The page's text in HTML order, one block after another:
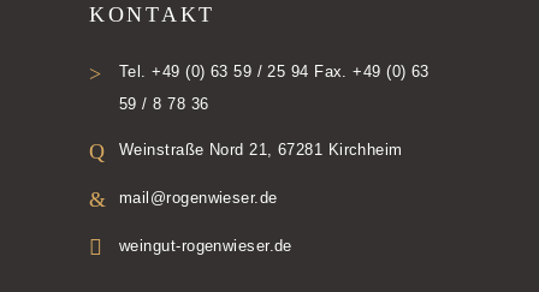
KONTAKT
Tel. +49 (0) 63 59 / 25 94 Fax. +49 (0) 63
59 / 8 78 36
Weinstraße Nord 21, 67281 Kirchheim
mail@rogenwieser.de
weingut-rogenwieser.de